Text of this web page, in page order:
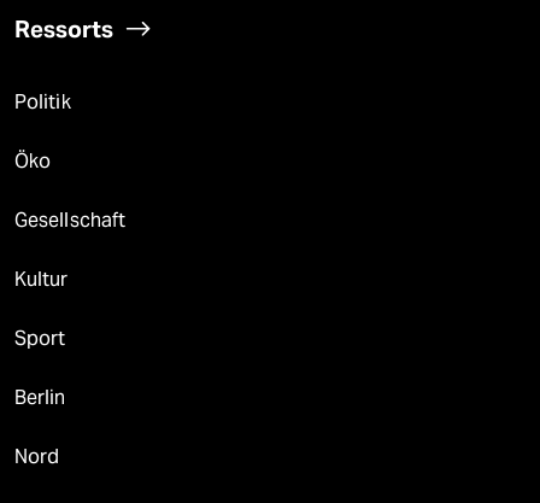
Ressorts
Politik
Öko
Gesellschaft
Kultur
Sport
Berlin
Nord